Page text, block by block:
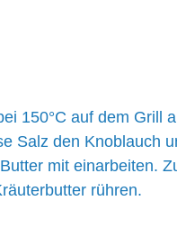
150°C auf dem Grill
Salz den Knoblauch
mit einarbeiten.
rühren.